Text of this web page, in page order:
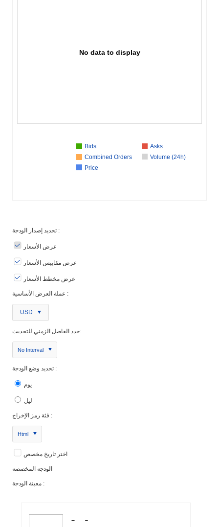
No data to display
Bids
Asks
Combined Orders
Volume (24h)
Price
تحديد إصدار الودجة :
عرض الأسعار
عرض مقاييس الأسعار
عرض مخطط الأسعار
عملة العرض الأساسية :
USD
حدد الفاصل الزمني للتحديث:
No Interval
تحديد وضع الودجة :
يوم
ليل
فئة رمز الإخراج :
Html
اختر تاريخ مخصص
الودجة المخصصة
معينة الودجة :